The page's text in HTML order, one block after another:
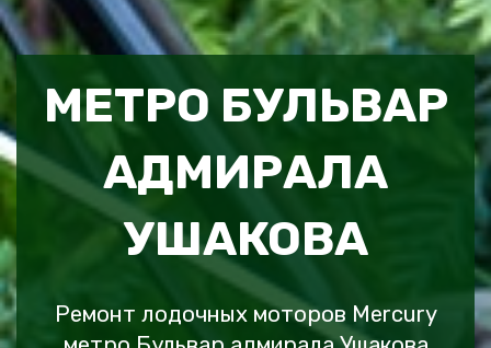
МЕТРО БУЛЬВАР
АДМИРАЛА
УШАКОВА
Ремонт лодочных моторов Mercury